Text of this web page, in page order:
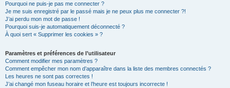
Pourquoi ne puis-je pas me connecter ?
Je me suis enregistré par le passé mais je ne peux plus me connecter ?!
J’ai perdu mon mot de passe !
Pourquoi suis-je automatiquement déconnecté ?
À quoi sert « Supprimer les cookies » ?
Paramètres et préférences de l’utilisateur
Comment modifier mes paramètres ?
Comment empêcher mon nom d’apparaître dans la liste des membres connectés ?
Les heures ne sont pas correctes !
J’ai changé mon fuseau horaire et l’heure est toujours incorrecte !